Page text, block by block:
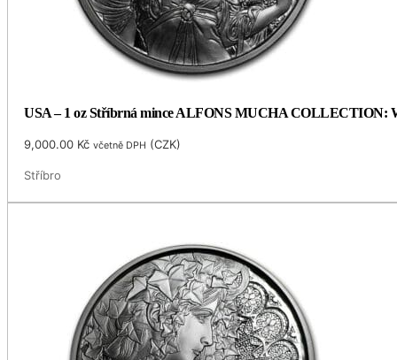
USA – 1 oz Stříbrná mince ALFONS MUCHA COLLECTION:
9,000.00 Kč včetně DPH (CZK)
Stříbro